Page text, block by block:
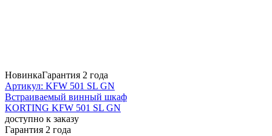
НовинкаГарантия 2 года
Артикул: KFW 501 SL GN
Встраиваемый винный шкаф
KORTING KFW 501 SL GN
доступно к заказу
Гарантия 2 года